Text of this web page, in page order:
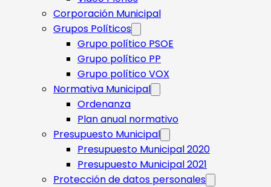
Corporación Municipal
Grupos Políticos
Grupo político PSOE
Grupo político PP
Grupo político VOX
Normativa Municipal
Ordenanza
Plan anual normativo
Presupuesto Municipal
Presupuesto Municipal 2020
Presupuesto Municipal 2021
Protección de datos personales